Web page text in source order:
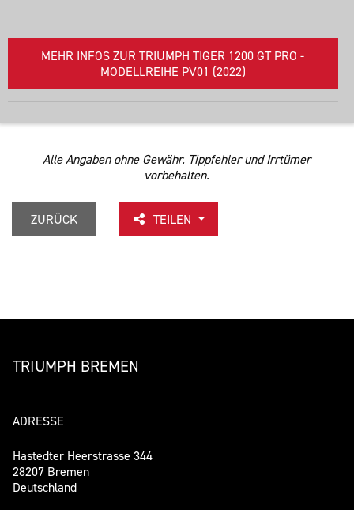
MEHR INFOS ZUR TRIUMPH TIGER 1200 GT PRO -
MODELLREIHE PV01 (2022)
Alle Angaben ohne Gewähr. Tippfehler und Irrtümer
vorbehalten.
ZURÜCK TEILEN
TRIUMPH BREMEN
ADRESSE
Hastedter Heerstrasse 344
28207 Bremen
Deutschland